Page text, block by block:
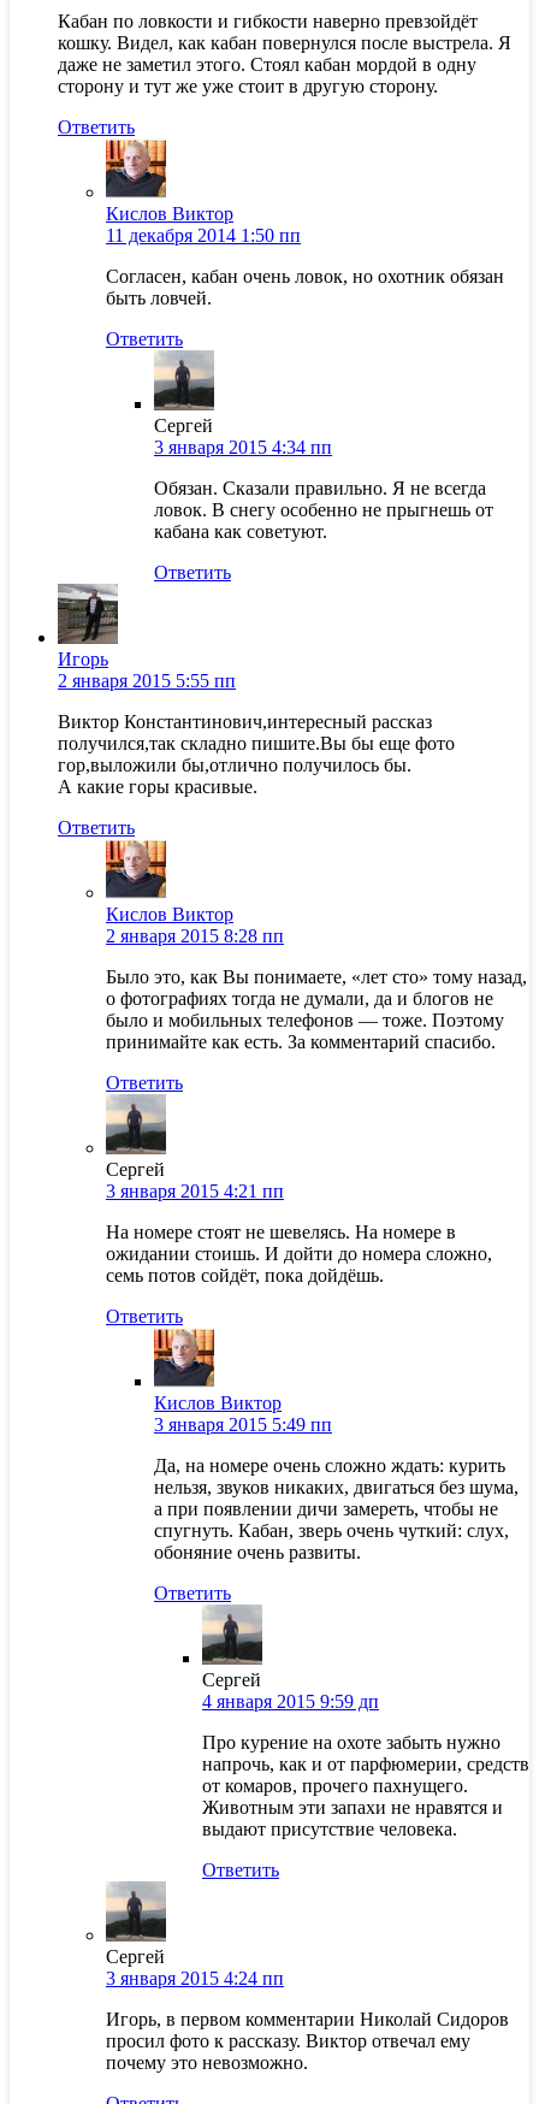
Кабан по ловкости и гибкости наверно превзойдёт
кошку. Видел, как кабан повернулся после выстрела. Я
даже не заметил этого. Стоял кабан мордой в одну
сторону и тут же уже стоит в другую сторону.
Ответить
Кислов Виктор
11 декабря 2014 1:50 пп
Согласен, кабан очень ловок, но охотник обязан
быть ловчей.
Ответить
Сергей
3 января 2015 4:34 пп
Обязан. Сказали правильно. Я не всегда
ловок. В снегу особенно не прыгнешь от
кабана как советуют.
Ответить
Игорь
2 января 2015 5:55 пп
Виктор Константинович,интересный рассказ
получился,так складно пишите.Вы бы еще фото
гор,выложили бы,отлично получилось бы.
А какие горы красивые.
Ответить
Кислов Виктор
2 января 2015 8:28 пп
Было это, как Вы понимаете, «лет сто» тому назад,
о фотографиях тогда не думали, да и блогов не
было и мобильных телефонов — тоже. Поэтому
принимайте как есть. За комментарий спасибо.
Ответить
Сергей
3 января 2015 4:21 пп
На номере стоят не шевелясь. На номере в
ожидании стоишь. И дойти до номера сложно,
семь потов сойдёт, пока дойдёшь.
Ответить
Кислов Виктор
3 января 2015 5:49 пп
Да, на номере очень сложно ждать: курить
нельзя, звуков никаких, двигаться без шума,
а при появлении дичи замереть, чтобы не
спугнуть. Кабан, зверь очень чуткий: слух,
обоняние очень развиты.
Ответить
Сергей
4 января 2015 9:59 дп
Про курение на охоте забыть нужно
напрочь, как и от парфюмерии, средств
от комаров, прочего пахнущего.
Животным эти запахи не нравятся и
выдают присутствие человека.
Ответить
Сергей
3 января 2015 4:24 пп
Игорь, в первом комментарии Николай Сидоров
просил фото к рассказу. Виктор отвечал ему
почему это невозможно.